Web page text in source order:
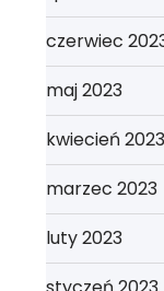
czerwiec
maj 2023
kwiecień 2023
marzec 2023
luty 2023